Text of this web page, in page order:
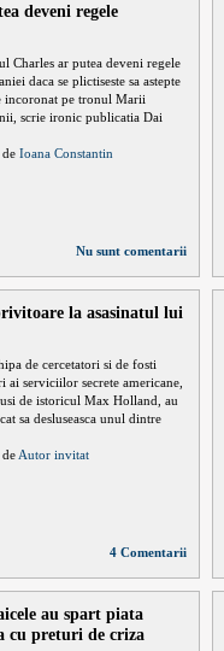
deveni regele
Charles ar putea deveni regele
daca se plictiseste sa astepte
incoronat pe tronul Marii
scrie ironic publicatia Dai
de Ioana Constantin
Nu sunt comentarii
la asasinatul lui
de cercetatori si de fosti
ai serviciilor secrete americane,
de istoricul Max Holland, au
sa desluseasca unul dintre
de Autor invitat
4 Comentarii
au spart piata
cu preturi de criza